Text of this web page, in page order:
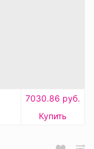
7030.86 руб.
Купить